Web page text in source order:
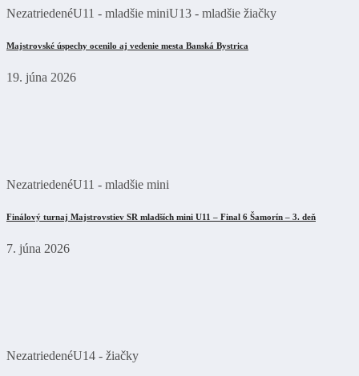
NezatriedenéU11 - mladšie miniU13 - mladšie žiačky
Majstrovské úspechy ocenilo aj vedenie mesta Banská Bystrica
19. júna 2026
NezatriedenéU11 - mladšie mini
Finálový turnaj Majstrovstiev SR mladších mini U11 – Final 6 Šamorín – 3. deň
7. júna 2026
NezatriedenéU14 - žiačky